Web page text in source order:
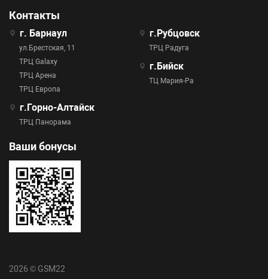
Контакты
г. Барнаул
ул.Брестская, 11
ТРЦ Galaxy
ТРЦ Арена
ТРЦ Европа
г.Горно-Алтайск
ТРЦ Панорама
г.Рубцовск
ТРЦ Радуга
г.Бийск
ТЦ Мария-Ра
Ваши бонусы
2026 © GSM22